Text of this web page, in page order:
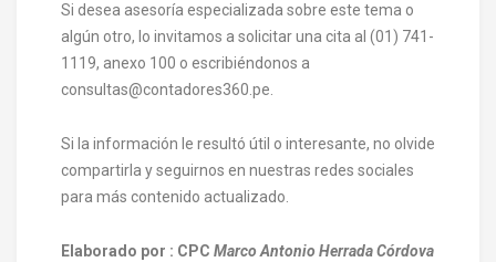
Si desea asesoría especializada sobre este tema o
algún otro, lo invitamos a solicitar una cita al (01) 741-
1119, anexo 100 o escribiéndonos a
consultas@contadores360.pe.
Si la información le resultó útil o interesante, no olvide
compartirla y seguirnos en nuestras redes sociales
para más contenido actualizado.
Elaborado por : CPC Marco Antonio Herrada Córdova